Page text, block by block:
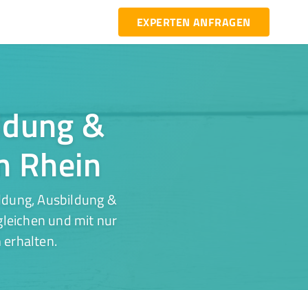
EXPERTEN ANFRAGEN
&
Rhein
Ausbildung &
und mit nur
erhalten.